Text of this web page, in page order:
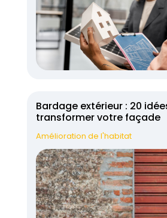
Bardage extérieur : 20
transformer votre façade
Amélioration de l'habitat